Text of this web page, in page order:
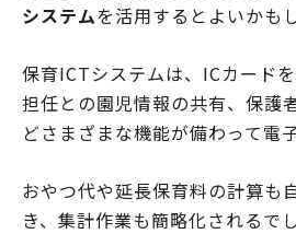
システムを活用するとよいかも
保育ICTシステムは、ICカード
担任との園児情報の共有、保護
どさまざまな機能が備わって電
おやつ代や延長保育料の計算も
き、集計作業も簡略化されるで